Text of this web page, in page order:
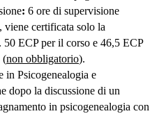
: 6 ore di supervisione
viene certificata solo la
ECP per il corso e 46,5 ECP
(non obbligatorio).
in Psicogenealogia e
dopo la discussione di un
in psicogenealogia con